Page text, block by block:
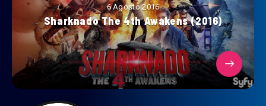
6 Agosto 2016
Sharknado The 4th Awakens (2016)